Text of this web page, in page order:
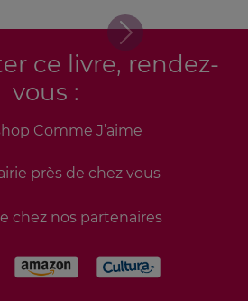
Next
ce livre, rendez-
vous :
Comme J’aime
près de chez vous
chez nos partenaires